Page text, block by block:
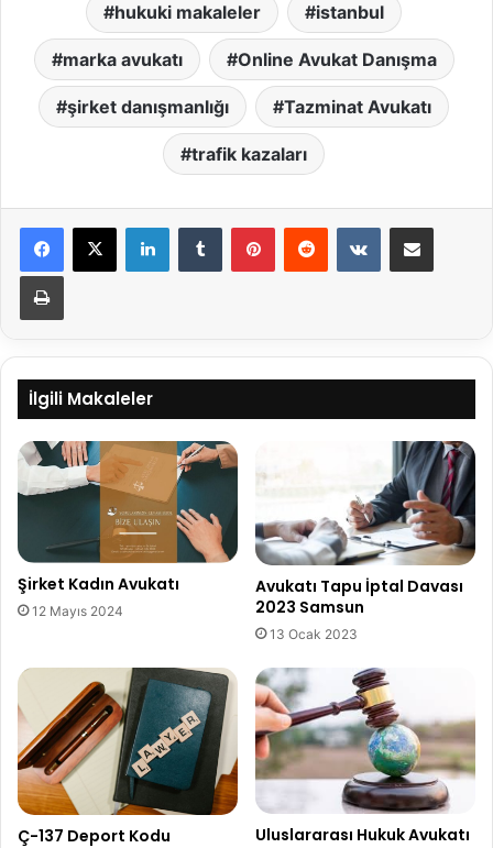
hukuki makaleler istanbul
marka avukatı Online Avukat Danışma
şirket danışmanlığı Tazminat Avukatı
trafik kazaları
LinkedInTumblr PinterestReddit VKontakteE-Posta ile paylaş
Yazdır
İlgili Makaleler
Şirket Kadın Avukatı
12 Mayıs 2024
Avukatı Tapu İptal Davası
2023 Samsun
13 Ocak 2023
Ç-137 Deport Kodu
Uluslararası Hukuk Avukatı